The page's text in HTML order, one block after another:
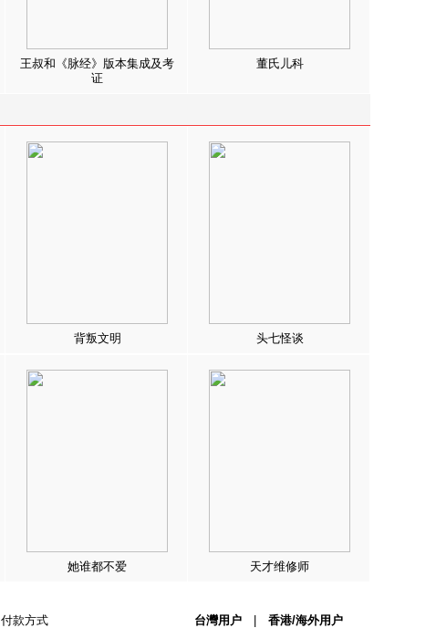
王叔和《脉经》版本集成及考
证
董氏儿科
背叛文明 头七怪谈
她谁都不爱 天才维修师
付款方式 台灣用户 香港/海外用户